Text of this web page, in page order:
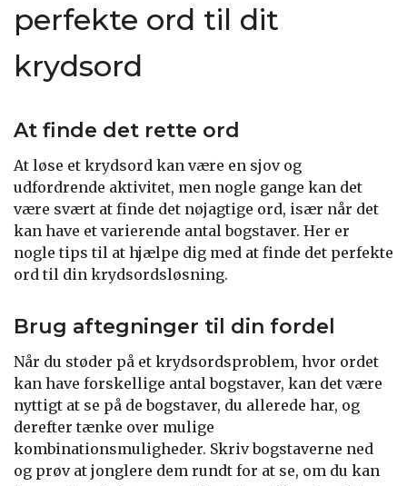
perfekte ord til dit
krydsord
At finde det rette ord
At løse et krydsord kan være en sjov og
udfordrende aktivitet, men nogle gange kan det
være svært at finde det nøjagtige ord, især når det
kan have et varierende antal bogstaver. Her er
nogle tips til at hjælpe dig med at finde det perfekte
ord til din krydsordsløsning.
Brug aftegninger til din fordel
Når du støder på et krydsordsproblem, hvor ordet
kan have forskellige antal bogstaver, kan det være
nyttigt at se på de bogstaver, du allerede har, og
derefter tænke over mulige
kombinationsmuligheder. Skriv bogstaverne ned
og prøv at jonglere dem rundt for at se, om du kan